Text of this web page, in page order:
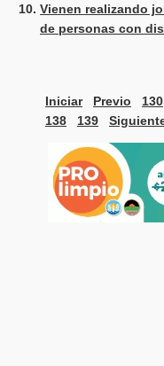
Vienen realizando
de personas con
Iniciar Previo 130
138
139